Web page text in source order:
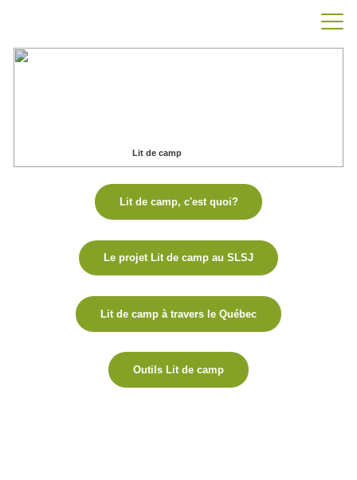
Lit de camp
Lit de camp, c'est quoi?
Le projet Lit de camp au SLSJ
Lit de camp à travers le Québec
Outils Lit de camp